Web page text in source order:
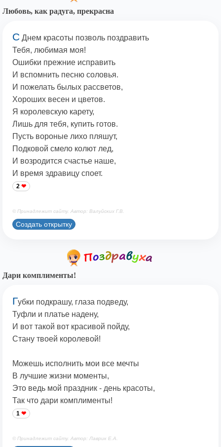
Любовь, как радуга, прекрасна
С Днем красоты позволь поздравить
Тебя, любимая моя!
Ошибки прежние исправить
И вспомнить песню соловья.
И пожелать былых рассветов,
Хороших весен и цветов.
Я королевскую карету,
Лишь для тебя, купить готов.
Пусть вороные лихо пляшут,
Подковой смело колют лед,
И возродится счастье наше,
И время здравицу споет.
2
© Принадлежит сайту. Автор: Валуйских Г.В.
Создать открытку
Дари комплименты!
Губки подкрашу, глаза подведу,
Туфли и платье надену,
И вот такой вот красивой пойду,
Стану твоей королевой!
Можешь исполнить мои все мечты
В лучшие жизни моменты,
Это ведь мой праздник - день красоты,
Так что дари комплименты!
1
© Принадлежит сайту. Автор: Лаврик Е.А.